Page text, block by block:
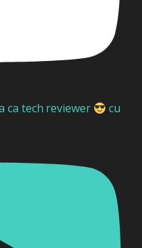
ca tech reviewer
cu